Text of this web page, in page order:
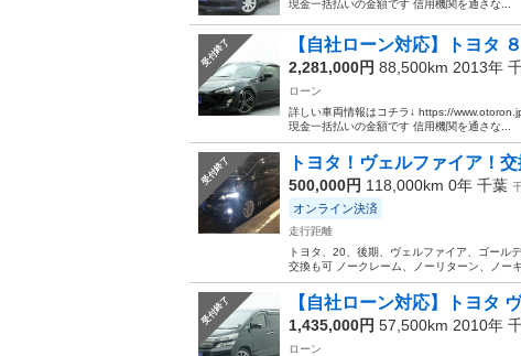
現金一括払いの金額です 信用機関を通さな...
受付終了 【自社ローン対応】トヨ
2,281,000円 88,500km 2013年
ローン
詳しい車両情報はコチラ↓ https://
現金一括払いの金額です 信用機関を通さな...
受付終了 トヨタ！ヴェルファイア！交
500,000円 118,000km 0年 千葉
オンライン決済
走行距離
トヨタ、20、後期、ヴェルファイア、ゴー
交換も可 ノークレーム、ノーリターン、ノー
受付終了 【自社ローン対応】トヨ
1,435,000円 57,500km 2010年
ローン